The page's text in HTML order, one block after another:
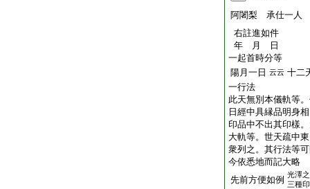
阿闍梨 承仕一人
右註進如件
年 月 日
一起首時分等
陽月一日 云云 十二
一行法
此天無別本儀軌等
日經中具縁品明身
印品中不出其印樣
大軌等。世天疏中
衆列之。其行法等
今依悉地而記大略
先前方便如例 光澤
三種